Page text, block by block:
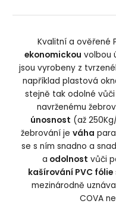
Kvalitní a ověřené
ekonomickou volbou
jsou vyrobeny z
například plastová
stejně tak odolné
navrženému
únosnost (až
žebrování je váha
se s ním snadno a
a odolnost vůči
kašírování PVC fólie
mezinárodně
COVA